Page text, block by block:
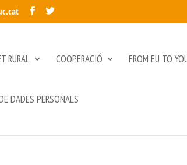
RURAL COOPERACIÓ FROM EU TO
DADES PERSONALS